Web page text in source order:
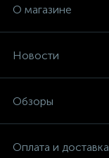
О магазине
Новости
Обзоры
Оплата и доставка